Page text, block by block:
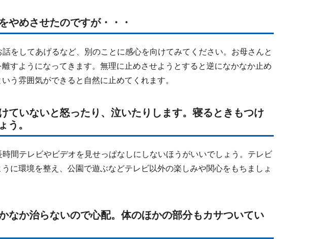
やめさせたのですが・・・
をしてあげるなど、別のことに感心を向けてみてください。お母さんと
すようになってきます。無理に止めさせようとすると逆になかなか止め
う雰囲気ができると自然に止めてくれます。
ていないと怒ったり、泣いたりします。寝るときもつけ
う。
間テレビやビデオを見せっぱなしにしないほうがいいでしょう。テレビ
に環境を整え、公園で遊ぶなどテレビ以外の楽しみや関心をもちましょ
なか治らないので心配。体のほかの部分もカサついてい